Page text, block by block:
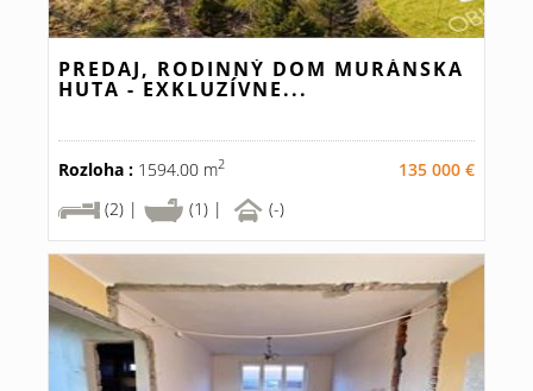
PREDAJ, RODINNÝ DOM MURÁNSKA
HUTA - EXKLUZÍVNE...
Rozloha : 1594.00 m2
135 000 €
(2) |
(1) | (-)